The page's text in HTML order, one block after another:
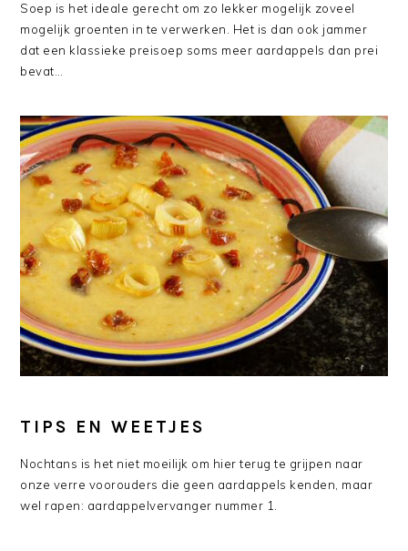
Soep is het ideale gerecht om zo lekker mogelijk zoveel
mogelijk groenten in te verwerken. Het is dan ook jammer
dat een klassieke preisoep soms meer aardappels dan prei
bevat…
TIPS EN WEETJES
Nochtans is het niet moeilijk om hier terug te grijpen naar
onze verre voorouders die geen aardappels kenden, maar
wel rapen: aardappelvervanger nummer 1.